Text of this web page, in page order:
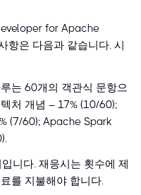
for Apache
항은 다음과 같습니다. 시
는 60개의 객관식 문항으
처 개념 – 17% (10/60);
(7/60); Apache Spark
니다. 재응시는 횟수에 제
를 지불해야 합니다.